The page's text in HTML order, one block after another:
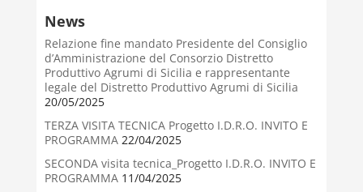
News
Relazione fine mandato Presidente del Consiglio
d’Amministrazione del Consorzio Distretto
Produttivo Agrumi di Sicilia e rappresentante
legale del Distretto Produttivo Agrumi di Sicilia
20/05/2025
TERZA VISITA TECNICA Progetto I.D.R.O. INVITO E
PROGRAMMA22/04/2025
SECONDA visita tecnica_Progetto I.D.R.O. INVITO E
PROGRAMMA11/04/2025